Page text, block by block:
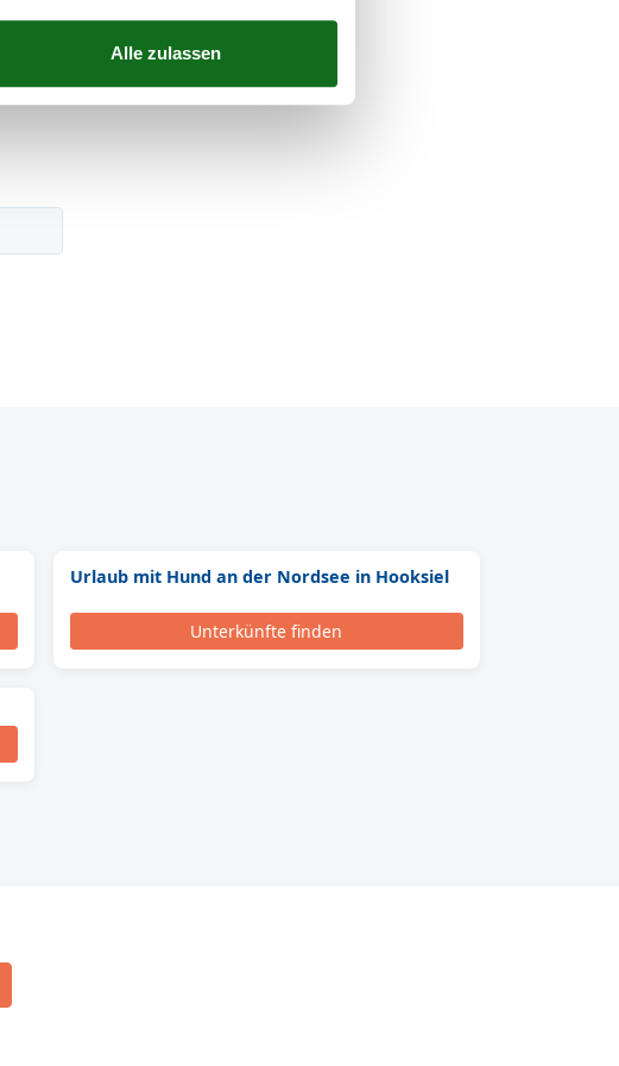
Urlaub mit Hund an der Nordsee in Hooksiel
Unterkünfte finden